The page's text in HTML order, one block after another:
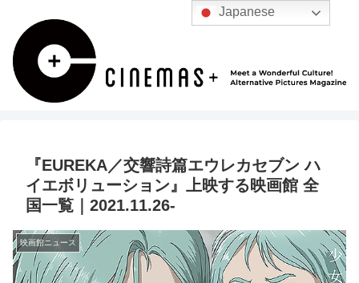
『EUREKA／交響詩篇エウレカセブン ハ
イエボリューション』上映する映画館 全
国一覧｜2021.11.26-
映画館ニュース
Japanese